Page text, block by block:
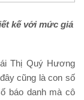
kế với mức giá
Thị Quý Hương
cũng là con số
báo danh mà cô